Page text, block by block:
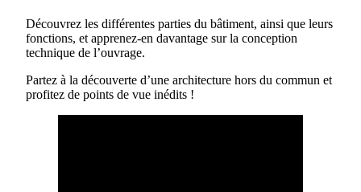
Découvrez les différentes parties du bâtiment, ainsi que leurs
fonctions, et apprenez-en davantage sur la conception
technique de l’ouvrage.
Partez à la découverte d’une architecture hors du commun et
profitez de points de vue inédits !